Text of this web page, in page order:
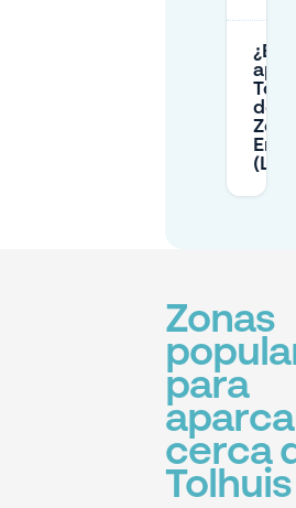
¿El
Zonas
para
cerca
Tolhuis